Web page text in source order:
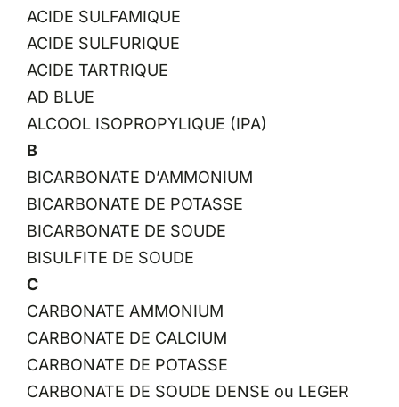
ACIDE SULFAMIQUE
ACIDE SULFURIQUE
ACIDE TARTRIQUE
AD BLUE
ALCOOL ISOPROPYLIQUE (IPA)
B
BICARBONATE D’AMMONIUM
BICARBONATE DE POTASSE
BICARBONATE DE SOUDE
BISULFITE DE SOUDE
C
CARBONATE AMMONIUM
CARBONATE DE CALCIUM
CARBONATE DE POTASSE
CARBONATE DE SOUDE DENSE ou LEGER